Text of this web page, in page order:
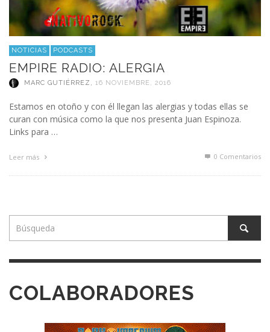
NOTICIAS PODCASTS
EMPIRE RADIO: ALERGIA
MARC GUTIÉRREZ , 16 NOVIEMBRE, 2016
Estamos en otoño y con él llegan las alergias y todas ellas se
curan con música como la que nos presenta Juan Espinoza.
Links para …
Leer más 0 Comentarios
COLABORADORES